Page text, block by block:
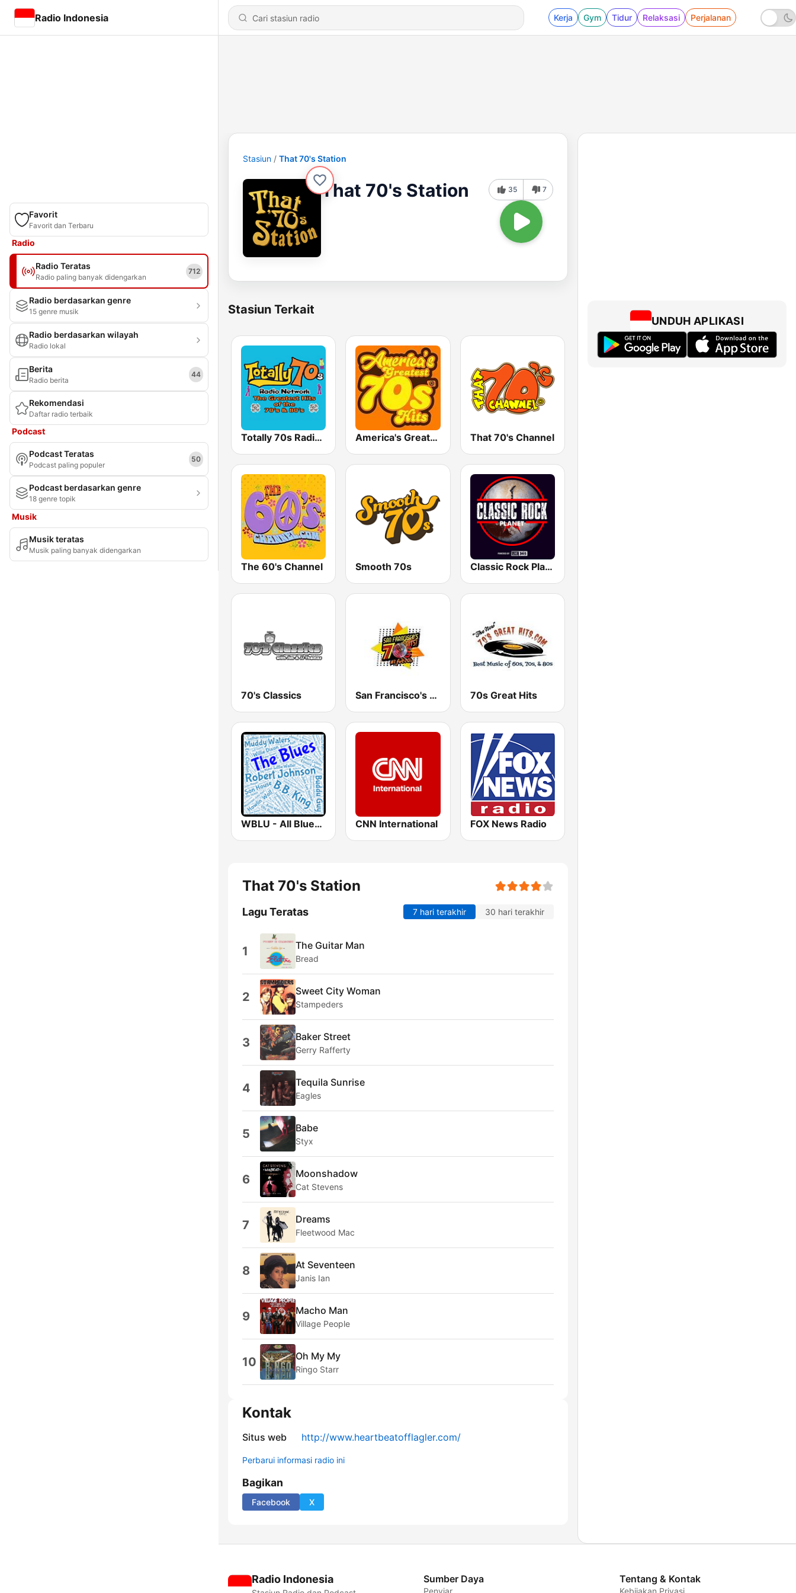
Radio Indonesia Kerja Gym Tidur Relaksasi Perjalanan
Favorit
Favorit dan Terbaru
Radio
Radio Teratas
Radio paling banyak didengarkan
712
Radio berdasarkan genre
15 genre musik
Radio berdasarkan wilayah
Radio lokal
Berita
Radio berita
44
Rekomendasi
Daftar radio terbaik
Podcast
Podcast Teratas
Podcast paling populer
50
Podcast berdasarkan genre
18 genre topik
Musik
Musik teratas
Musik paling banyak didengarkan
Stasiun That 70's Station
That 70's Station 35 7
Stasiun Terkait
Totally 70s Radio Network America's Greatest 70s Hits That 70's Channel
The 60's Channel Smooth 70s Classic Rock Planet
70's Classics San Francisco's 70s HITS! 70s Great Hits
WBLU - All Blues Radio CNN International FOX News Radio
That 70's Station
Lagu Teratas 7 hari terakhir 30 hari terakhir
1 The Guitar Man
Bread
2 Sweet City Woman
Stampeders
3 Baker Street
Gerry Rafferty
4 Tequila Sunrise
Eagles
5 Babe
Styx
6 Moonshadow
Cat Stevens
7 Dreams
Fleetwood Mac
8 At Seventeen
Janis Ian
9 Macho Man
Village People
10 Oh My My
Ringo Starr
Kontak
Situs web http://www.heartbeatofflagler.com/
Perbarui informasi radio ini
Bagikan
Facebook X
UNDUH APLIKASI
Radio Indonesia Sumber Daya Tentang & Kontak